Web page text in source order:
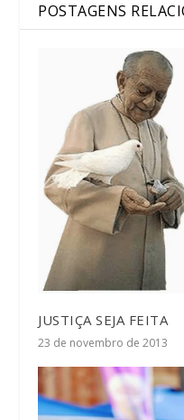
POSTAGENS
JUSTIÇA SEJA FEITA
23 de novembro de 2013